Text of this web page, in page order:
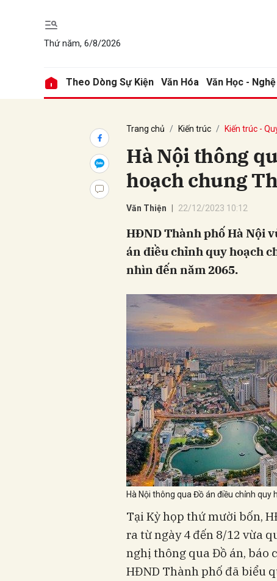
Thứ năm, 6/8/2026
Theo Dòng Sự Kiện Văn Hóa Văn Học -
Trang chủ Kiến trúc Kiến trúc -
Hà Nội thông
hoạch chung
Văn Thiện 22/12/2023 10:12
HĐND Thành phố Hà Nội
án điều chỉnh quy hoạch
nhìn đến năm 2065.
Hà Nội thông qua Đồ án điều chỉnh quy
Tại Kỳ họp thứ mười bốn,
ra từ ngày 4 đến 8/12 vừa
nghị thông qua Đồ án, báo
HĐND Thành phố đã biểu